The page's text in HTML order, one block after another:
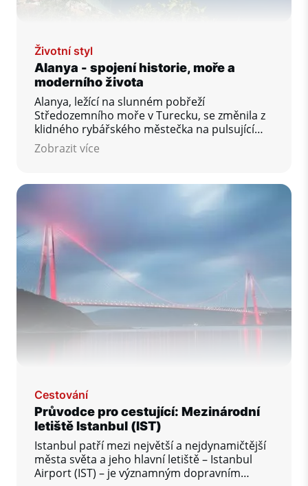
Životní styl
Alanya - spojení historie, moře a
moderního života
Alanya, ležící na slunném pobřeží
Středozemního moře v Turecku, se změnila z
klidného rybářského městečka na pulsující
přímořské město známé svou bohatou
historií, přírodní krásou a moderními
jako je hrad Alanya a Červená věž, a
nabízí Alanya jedinečnou kombinaci
odpočinku a dobrodružství. Ať už hledáte
nový domov nebo sluneční útočiště, Alanya
poskytuje styl života, který spojuje komfort s
kulturním bohatstvím.
Zobrazit více
Cestování
Průvodce pro cestující: Mezinárodní
letiště Istanbul (IST)
Istanbul patří mezi největší a nejdynamičtější
města světa a jeho hlavní letiště – Istanbul
Airport (IST) – je významným dopravním